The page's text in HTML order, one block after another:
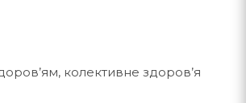
колективне здоров’я